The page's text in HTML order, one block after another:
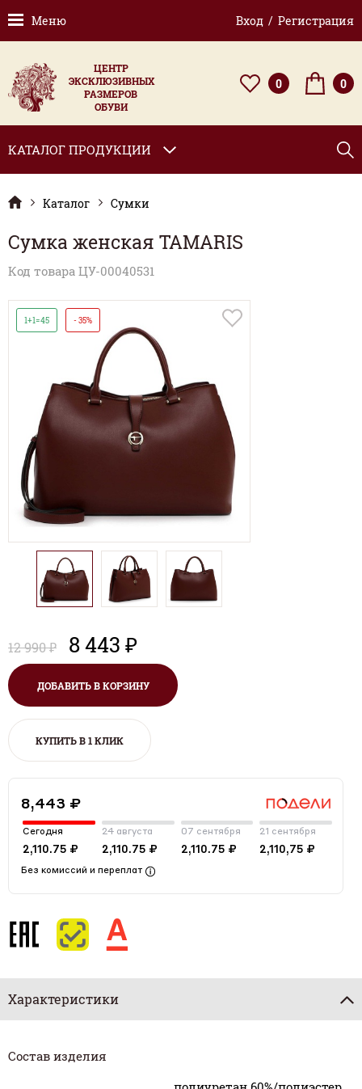
Меню Вход / Регистрация
ЦЕНТР
ЭКСКЛЮЗИВНЫХ
РАЗМЕРОВ
ОБУВИ
0 0
КАТАЛОГ ПРОДУКЦИИ
Каталог Сумки
Сумка женская TAMARIS
Код товара ЦУ-00040531
1+1=45 - 35%
12 990 ₽ 8 443 ₽
ДОБАВИТЬ В КОРЗИНУ
КУПИТЬ В 1 КЛИК
8,443 ₽
Сегодня
2,110.75 ₽
24 августа
2,110.75 ₽
07 сентября
2,110.75 ₽
21 сентября
2,110,75 ₽
Без комиссий и переплат
Характеристики
Состав изделия